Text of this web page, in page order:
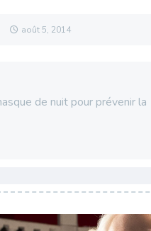
août 5, 2014
de nuit pour prévenir la